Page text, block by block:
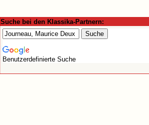
Suche bei den Klassika-Partnern:
Benutzerdefinierte Suche